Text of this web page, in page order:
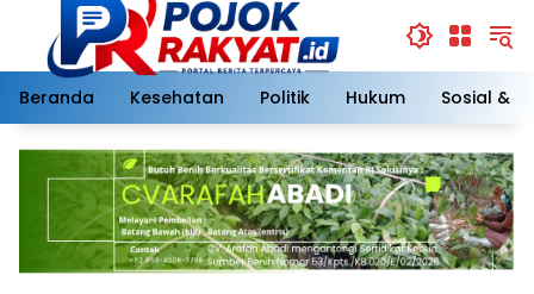
Langsung
konten
Beranda
Kesehatan Politik Hukum Sosial &